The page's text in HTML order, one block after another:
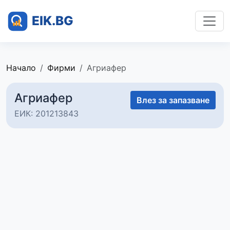
Начало Фирми Агриафер
Агриафер
ЕИК: 201213843
Влез за запазване